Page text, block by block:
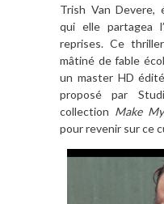
Trish Van Devere,
qui elle partagea l’
reprises. Ce
mâtiné defable
un masterHD édité
proposé par
collection Make
pour revenir sur ce